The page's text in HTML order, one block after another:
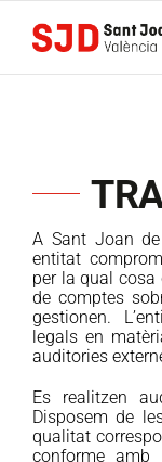
Skip
content
A Sant Joan
entitat
per la qual
de comptes
gestionen.
legals en
auditories
Es realitzen
Disposem de
qualitat
conforme amb